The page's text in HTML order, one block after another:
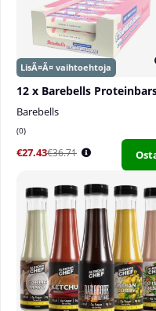
Annoskoko per
Suositeltu annostus:
kerran päivässä ja
tai muuhun
Barebells
0
€27.43€36.71